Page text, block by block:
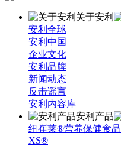
关于安利
安利全球
安利中国
企业文化
安利品牌
新闻动态
反击谣言
安利内容库
安利产品
纽崔莱®营养保健食品
XS®